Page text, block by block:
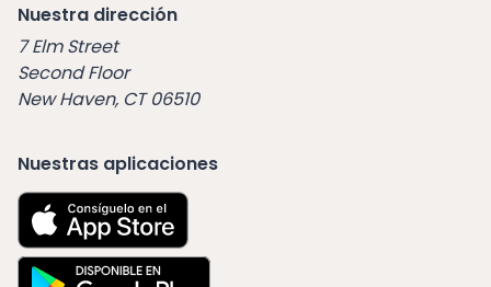
Nuestra dirección
7 Elm Street
Second Floor
New Haven, CT 06510
Nuestras aplicaciones